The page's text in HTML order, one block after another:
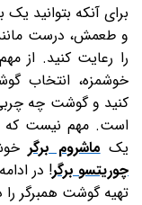
برای آنکه بتوانید
و طعمش، درست مانند
را رعایت کنید. از
خوشمزه، انتخاب
کنید و گوشت چه چربی
است. مهم نیست که
یکماشروم برگر
چوریتسو برگر! در
تهیه گوشت همبرگر را